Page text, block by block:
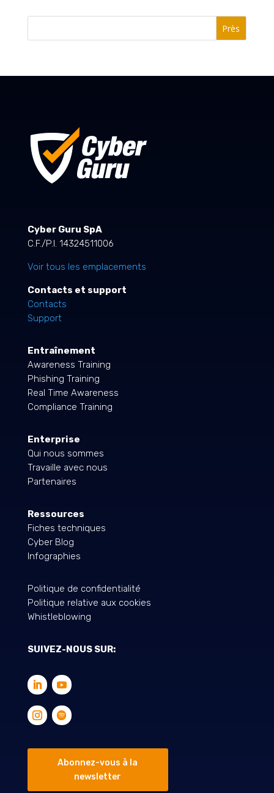
Près
Cyber Guru SpA
C.F./P.I. 14324511006
Voir tous les emplacements
Contacts et support
Contacts
Support
Entraînement
Awareness Training
Phishing Training
Real Time Awareness
Compliance Training
Enterprise
Qui nous sommes
Travaille avec nous
Partenaires
Ressources
Fiches techniques
Cyber Blog
Infographies
Politique de confidentialité
Politique relative aux cookies
Whistleblowing
SUIVEZ-NOUS SUR:
Abonnez-vous à la
newsletter